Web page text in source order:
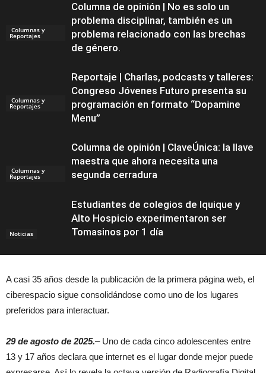
Columnas y
Reportajes
Columna de opinión | No es solo un
problema disciplinar, también es un
problema relacionado con las brechas
de género.
Columnas y
Reportajes
Reportaje | Charlas, podcasts y talleres:
Congreso Jóvenes Futuro presenta su
programación en formato “Dopamine
Menu”
Columnas y
Reportajes
Columna de opinión | ClaveÚnica: la llave
maestra que ahora necesita una
segunda cerradura
Noticias
Estudiantes de colegios de Iquique y
Alto Hospicio experimentaron ser
Tomasinos por 1 día
A casi 35 años desde la publicación de la primera página web, el
ciberespacio sigue consolidándose como uno de los lugares
preferidos para interactuar.
29 de agosto de 2025.–Uno de cada cinco adolescentes entre
13 y 17 años declara que internet es el lugar donde mejor puede